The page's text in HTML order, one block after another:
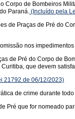
Corpo de Bombeiros
Paraná. (Incluído pela
de Praças de Pré do
nos
de Pré do Corpo de
que devem
21792 de 06/12/2023)
de crime durante
Pré que for nomeado